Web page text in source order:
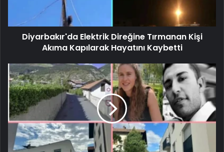
Diyarbakır'da Elektrik Direğine Tırmanan Kişi
Akıma Kapılarak Hayatını Kaybetti